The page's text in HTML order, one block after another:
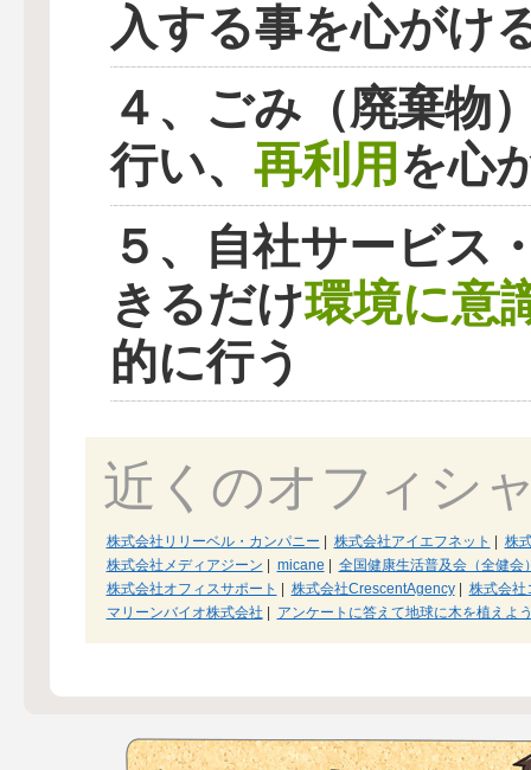
入する事を心がけ
４、ごみ（廃棄物
行い、 再利用を心
５、自社サービス
きるだけ環境に意
的に行う
近くのオフィシ
株式会社リリーベル・カンパニー 株式会社アイエフネット
株
株式会社メディアジーン
micane
全国健康生活普及会（全健会
株式会社オフィスサポート
株式会社CrescentAgency|
株式会社
マリーンバイオ株式会社
アンケートに答えて地球に木を植えよ